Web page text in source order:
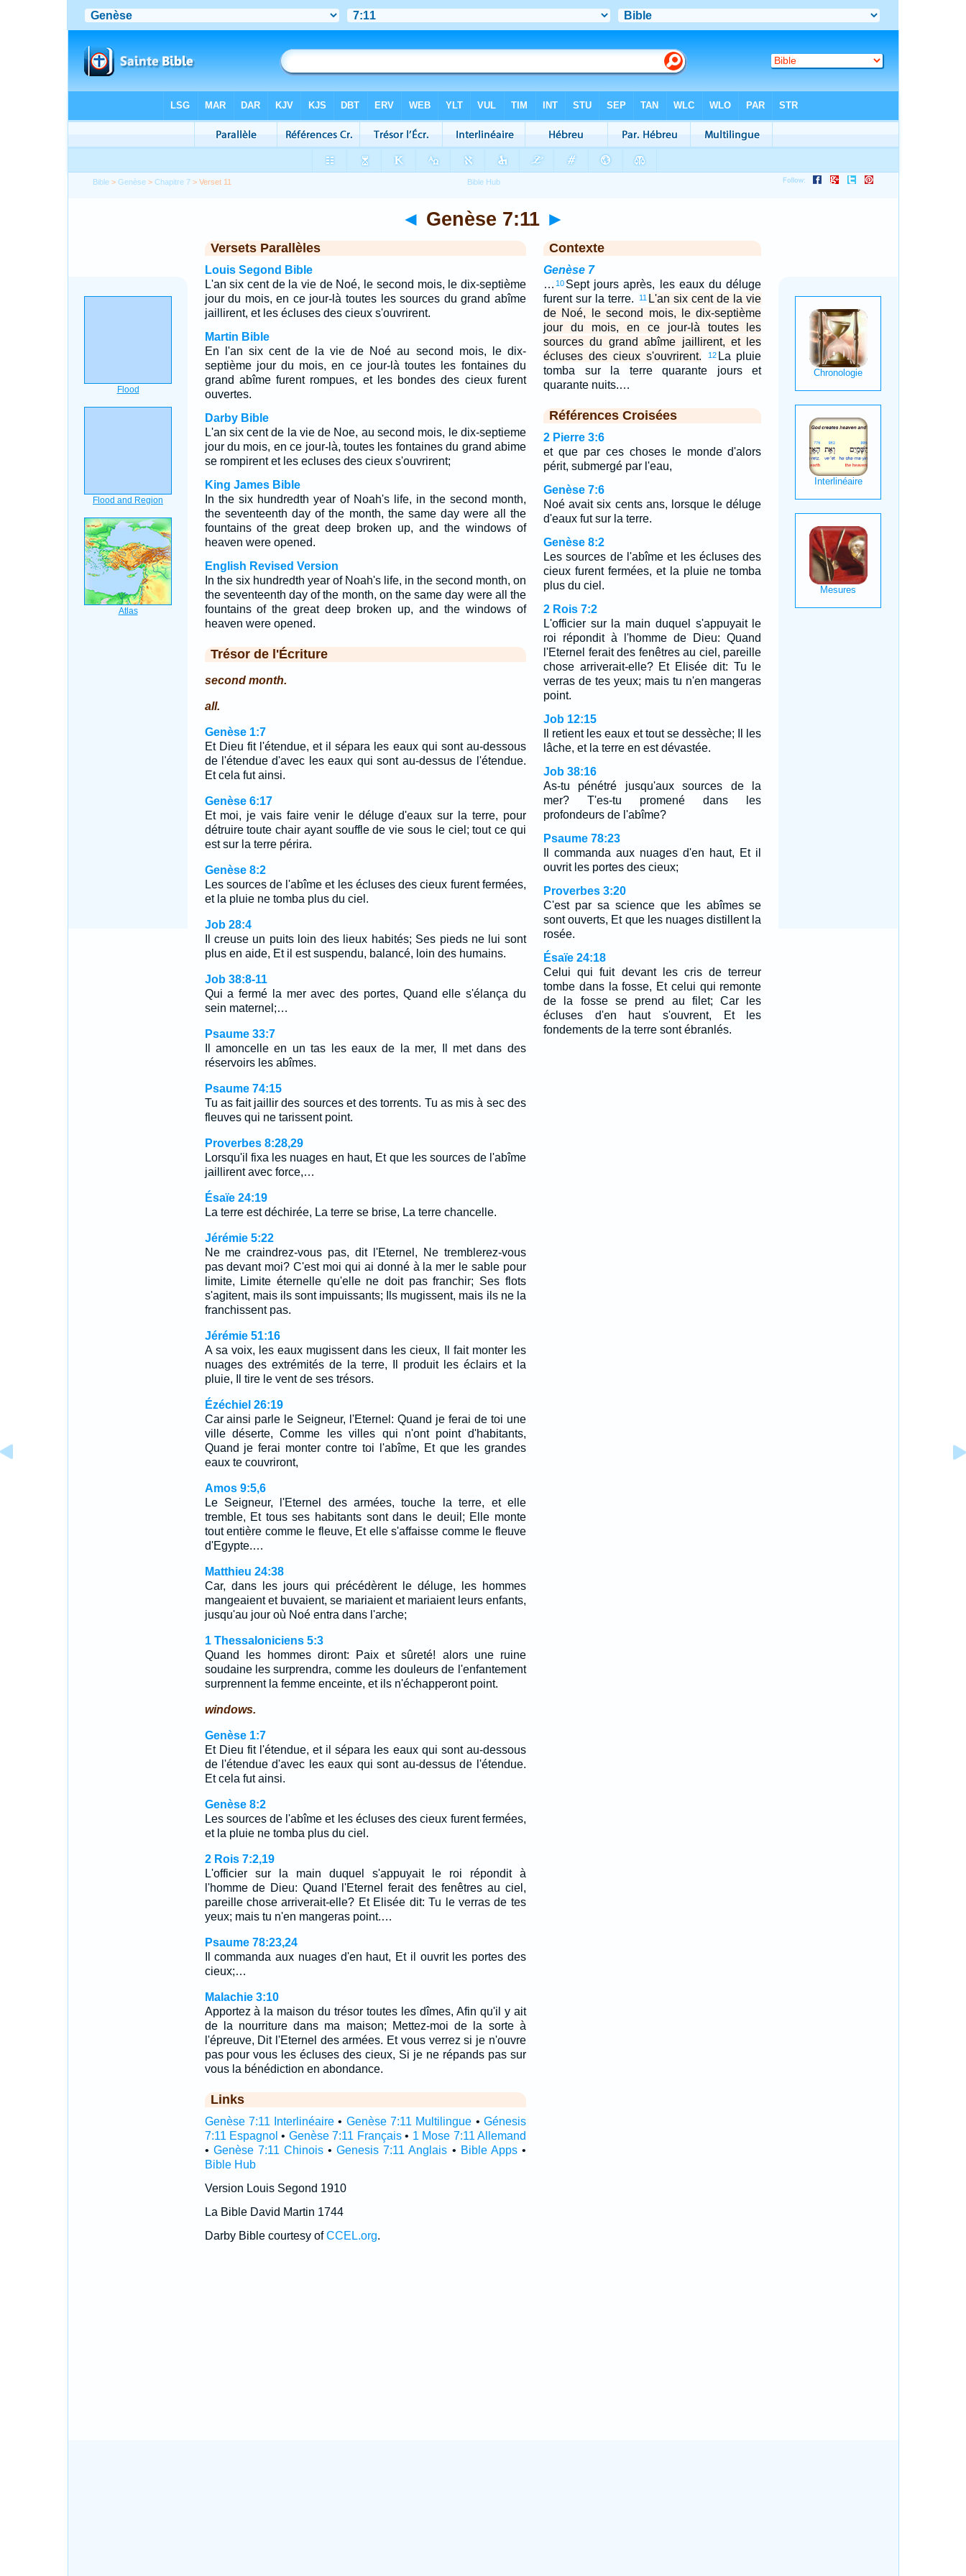
Bible >Genèse >Chapitre 7 > Verset 11
◄ Genèse 7:11 ►
Versets Parallèles
Louis Segond Bible
L'an six cent de la vie de Noé, le second mois, le dix-septième
jour du mois, en ce jour-là toutes les sources du grand abîme
jaillirent, et les écluses des cieux s'ouvrirent.
Martin Bible
En l'an six cent de la vie de Noé au second mois, le dix-
septième jour du mois, en ce jour-là toutes les fontaines du
grand abîme furent rompues, et les bondes des cieux furent
ouvertes.
Darby Bible
L'an six cent de la vie de Noe, au second mois, le dix-septieme
jour du mois, en ce jour-là, toutes les fontaines du grand abime
se rompirent et les ecluses des cieux s'ouvrirent;
King James Bible
In the six hundredth year of Noah's life, in the second month,
the seventeenth day of the month, the same day were all the
fountains of the great deep broken up, and the windows of
heaven were opened.
English Revised Version
In the six hundredth year of Noah's life, in the second month, on
the seventeenth day of the month, on the same day were all the
fountains of the great deep broken up, and the windows of
heaven were opened.
Trésor de l'Écriture
second month.
all.
Genèse 1:7
Et Dieu fit l'étendue, et il sépara les eaux qui sont au-dessous
de l'étendue d'avec les eaux qui sont au-dessus de l'étendue.
Et cela fut ainsi.
Genèse 6:17
Et moi, je vais faire venir le déluge d'eaux sur la terre, pour
détruire toute chair ayant souffle de vie sous le ciel; tout ce qui
est sur la terre périra.
Genèse 8:2
Les sources de l'abîme et les écluses des cieux furent fermées,
et la pluie ne tomba plus du ciel.
Job 28:4
Il creuse un puits loin des lieux habités; Ses pieds ne lui sont
plus en aide, Et il est suspendu, balancé, loin des humains.
Job 38:8-11
Qui a fermé la mer avec des portes, Quand elle s'élança du
sein maternel;…
Psaume 33:7
Il amoncelle en un tas les eaux de la mer, Il met dans des
réservoirs les abîmes.
Psaume 74:15
Tu as fait jaillir des sources et des torrents. Tu as mis à sec des
fleuves qui ne tarissent point.
Proverbes 8:28,29
Lorsqu'il fixa les nuages en haut, Et que les sources de l'abîme
jaillirent avec force,…
Ésaïe 24:19
La terre est déchirée, La terre se brise, La terre chancelle.
Jérémie 5:22
Ne me craindrez-vous pas, dit l'Eternel, Ne tremblerez-vous
pas devant moi? C'est moi qui ai donné à la mer le sable pour
limite, Limite éternelle qu'elle ne doit pas franchir; Ses flots
s'agitent, mais ils sont impuissants; Ils mugissent, mais ils ne la
franchissent pas.
Jérémie 51:16
A sa voix, les eaux mugissent dans les cieux, Il fait monter les
nuages des extrémités de la terre, Il produit les éclairs et la
pluie, Il tire le vent de ses trésors.
Ézéchiel 26:19
Car ainsi parle le Seigneur, l'Eternel: Quand je ferai de toi une
ville déserte, Comme les villes qui n'ont point d'habitants,
Quand je ferai monter contre toi l'abîme, Et que les grandes
eaux te couvriront,
Amos 9:5,6
Le Seigneur, l'Eternel des armées, touche la terre, et elle
tremble, Et tous ses habitants sont dans le deuil; Elle monte
tout entière comme le fleuve, Et elle s'affaisse comme le fleuve
d'Egypte.…
Matthieu 24:38
Car, dans les jours qui précédèrent le déluge, les hommes
mangeaient et buvaient, se mariaient et mariaient leurs enfants,
jusqu'au jour où Noé entra dans l'arche;
1 Thessaloniciens 5:3
Quand les hommes diront: Paix et sûreté! alors une ruine
soudaine les surprendra, comme les douleurs de l'enfantement
surprennent la femme enceinte, et ils n'échapperont point.
windows.
Genèse 1:7
Et Dieu fit l'étendue, et il sépara les eaux qui sont au-dessous
de l'étendue d'avec les eaux qui sont au-dessus de l'étendue.
Et cela fut ainsi.
Genèse 8:2
Les sources de l'abîme et les écluses des cieux furent fermées,
et la pluie ne tomba plus du ciel.
2 Rois 7:2,19
L'officier sur la main duquel s'appuyait le roi répondit à
l'homme de Dieu: Quand l'Eternel ferait des fenêtres au ciel,
pareille chose arriverait-elle? Et Elisée dit: Tu le verras de tes
yeux; mais tu n'en mangeras point.…
Psaume 78:23,24
Il commanda aux nuages d'en haut, Et il ouvrit les portes des
cieux;…
Malachie 3:10
Apportez à la maison du trésor toutes les dîmes, Afin qu'il y ait
de la nourriture dans ma maison; Mettez-moi de la sorte à
l'épreuve, Dit l'Eternel des armées. Et vous verrez si je n'ouvre
pas pour vous les écluses des cieux, Si je ne répands pas sur
vous la bénédiction en abondance.
Links
Genèse 7:11 Interlinéaire • Genèse 7:11 Multilingue • Génesis
7:11 Espagnol • Genèse 7:11 Français• 1 Mose 7:11 Allemand
• Genèse 7:11 Chinois•Genesis 7:11 Anglais • Bible Apps•
Bible Hub
Version Louis Segond 1910
La Bible David Martin 1744
Darby Bible courtesy ofCCEL.org.
Contexte
Genèse 7
… 10 Sept jours après, les eaux du déluge
furent sur la terre.
11 L'an six cent de la vie
de Noé, le second mois, le dix-septième
jour du mois, en ce jour-là toutes les
sources du grand abîme jaillirent, et les
écluses des cieux s'ouvrirent.
12 La pluie
tomba sur la terre quarante jours et
quarante nuits.…
Références Croisées
2 Pierre 3:6
et que par ces choses le monde d'alors
périt, submergé par l'eau,
Genèse 7:6
Noé avait six cents ans, lorsque le déluge
d'eaux fut sur la terre.
Genèse 8:2
Les sources de l'abîme et les écluses des
cieux furent fermées, et la pluie ne tomba
plus du ciel.
2 Rois 7:2
L'officier sur la main duquel s'appuyait le
roi répondit à l'homme de Dieu: Quand
l'Eternel ferait des fenêtres au ciel, pareille
chose arriverait-elle? Et Elisée dit: Tu le
verras de tes yeux; mais tu n'en mangeras
point.
Job 12:15
Il retient les eaux et tout se dessèche; Il les
lâche, et la terre en est dévastée.
Job 38:16
As-tu pénétré jusqu'aux sources de la
mer? T'es-tu promené dans les
profondeurs de l'abîme?
Psaume 78:23
Il commanda aux nuages d'en haut, Et il
ouvrit les portes des cieux;
Proverbes 3:20
C'est par sa science que les abîmes se
sont ouverts, Et que les nuages distillent la
rosée.
Ésaïe 24:18
Celui qui fuit devant les cris de terreur
tombe dans la fosse, Et celui qui remonte
de la fosse se prend au filet; Car les
écluses d'en haut s'ouvrent, Et les
fondements de la terre sont ébranlés.